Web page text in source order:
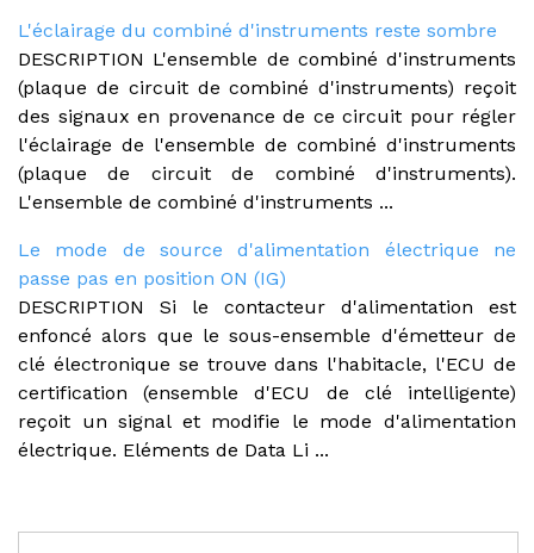
L'éclairage du combiné d'instruments reste sombre
DESCRIPTION L'ensemble de combiné d'instruments
(plaque de circuit de combiné d'instruments) reçoit
des signaux en provenance de ce circuit pour régler
l'éclairage de l'ensemble de combiné d'instruments
(plaque de circuit de combiné d'instruments).
L'ensemble de combiné d'instruments ...
Le mode de source d'alimentation électrique ne
passe pas en position ON (IG)
DESCRIPTION Si le contacteur d'alimentation est
enfoncé alors que le sous-ensemble d'émetteur de
clé électronique se trouve dans l'habitacle, l'ECU de
certification (ensemble d'ECU de clé intelligente)
reçoit un signal et modifie le mode d'alimentation
électrique. Eléments de Data Li ...